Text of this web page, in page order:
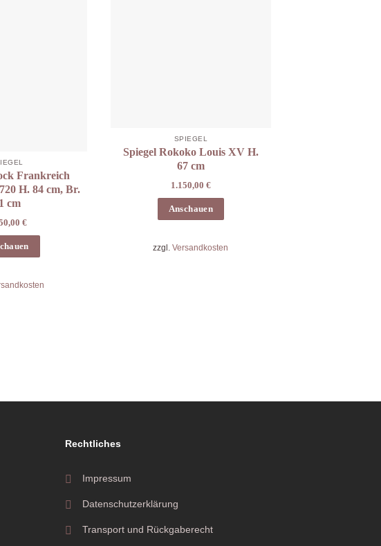
Frankreich
H. 84 cm, Br.
cm
€
SPIEGEL
Spiegel Rokoko Louis XV H.
67 cm
1.150,00 €
Anschauen
zzgl.Versandkosten
Rechtliches
Impressum
Datenschutzerklärung
Transport und Rückgaberecht